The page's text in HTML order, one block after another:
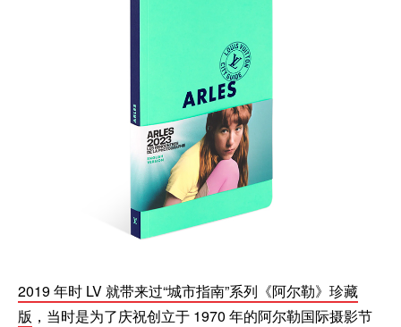
2019 年时 LV 就带来过“城市指南”系列《阿尔勒》珍藏
版 ，当时是为了庆祝创立于 1970 年的阿尔勒国际摄影节